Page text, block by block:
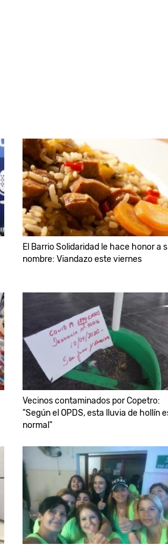
El Barrio Solidaridad le hace honor a
nombre: Viandazo este viernes
Vecinos contaminados por Copetro:
"Según el OPDS, esta lluvia de hollín
normal"